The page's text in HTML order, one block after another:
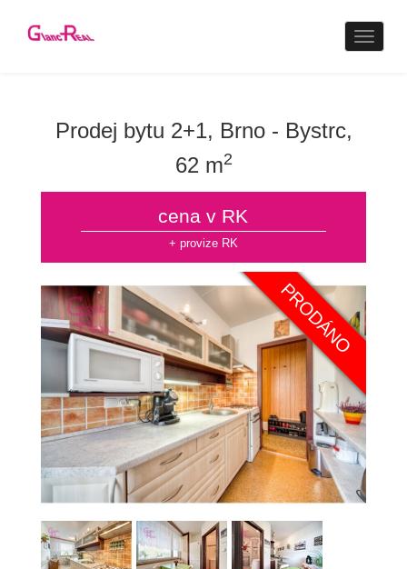
Prodej bytu 2+1, Brno - Bystrc,
62 m2
cena v RK
+ provize RK